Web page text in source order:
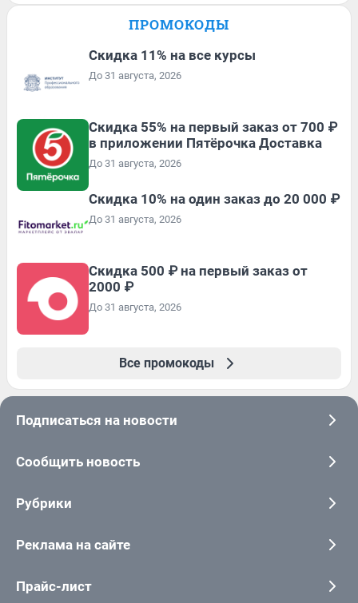
ПРОМОКОДЫ
Скидка 11% на все курсы
До 31 августа, 2026
Скидка 55% на первый заказ от 700 ₽
в приложении Пятёрочка Доставка
До 31 августа, 2026
Скидка 10% на один заказ до 20 000 ₽
До 31 августа, 2026
Скидка 500 ₽ на первый заказ от
2000 ₽
До 31 августа, 2026
Все промокоды
Подписаться на новости
Сообщить новость
Рубрики
Реклама на сайте
Прайс-лист